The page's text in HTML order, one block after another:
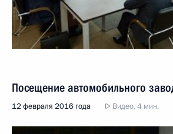
Посещение автомобильного
12 февраля 2016 года Видео, 4 мин.